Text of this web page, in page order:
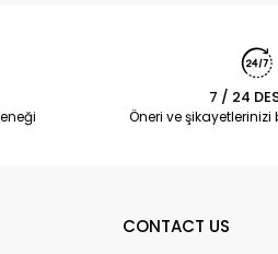
7 / 24
Öneri ve şikayetlerinizi
CONTACT US